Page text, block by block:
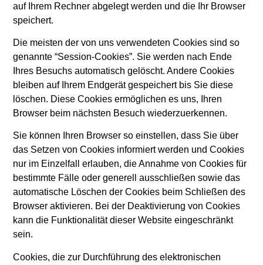
auf Ihrem Rechner abgelegt werden und die Ihr Browser
speichert.
Die meisten der von uns verwendeten Cookies sind so
genannte “Session-Cookies”. Sie werden nach Ende
Ihres Besuchs automatisch gelöscht. Andere Cookies
bleiben auf Ihrem Endgerät gespeichert bis Sie diese
löschen. Diese Cookies ermöglichen es uns, Ihren
Browser beim nächsten Besuch wiederzuerkennen.
Sie können Ihren Browser so einstellen, dass Sie über
das Setzen von Cookies informiert werden und Cookies
nur im Einzelfall erlauben, die Annahme von Cookies für
bestimmte Fälle oder generell ausschließen sowie das
automatische Löschen der Cookies beim Schließen des
Browser aktivieren. Bei der Deaktivierung von Cookies
kann die Funktionalität dieser Website eingeschränkt
sein.
Cookies, die zur Durchführung des elektronischen